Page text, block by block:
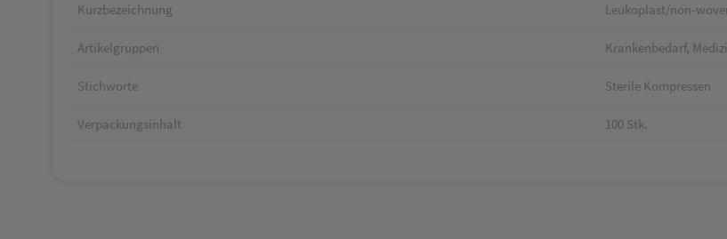
Kurzbezeichnung Leukoplast/non-
Artikelgruppen Krankenbedarf,
Stichworte Sterile Kompressen
Verpackungsinhalt 100 Stk.